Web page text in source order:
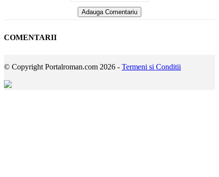
COMENTARII
© Copyright Portalroman.com 2026 - Termeni si Conditii